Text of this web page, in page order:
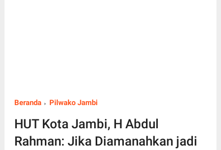
Beranda Pilwako Jambi
HUT Kota Jambi, H Abdul
Rahman: Jika Diamanahkan jadi